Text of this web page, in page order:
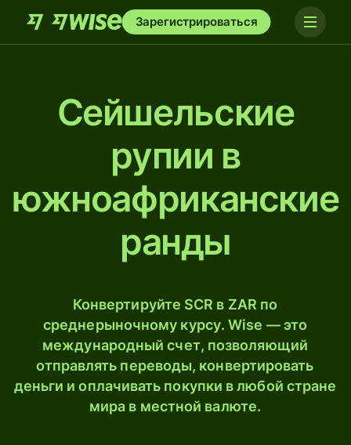
Зарегистрироваться
Сейшельские
рупии в
южноафриканские
ранды
Конвертируйте SCR в ZAR по
среднерыночному курсу. Wise — это
международный счет, позволяющий
отправлять переводы, конвертировать
деньги и оплачивать покупки в любой стране
мира в местной валюте.